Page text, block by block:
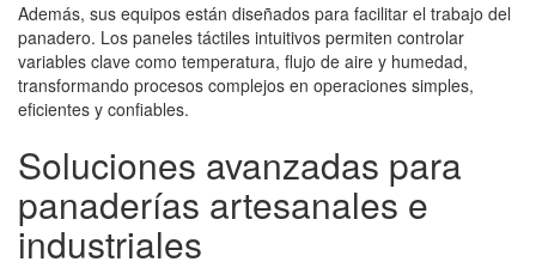
Además, sus equipos están diseñados para facilitar el trabajo del
panadero. Los paneles táctiles intuitivos permiten controlar
variables clave como temperatura, flujo de aire y humedad,
transformando procesos complejos en operaciones simples,
eficientes y confiables.
Soluciones avanzadas para
panaderías artesanales e
industriales